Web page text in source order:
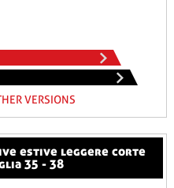
VERSIONS
35 - 38